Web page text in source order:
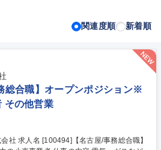
関連度順 新着順
総合職】オープンポジション※
その他営業
総合職】